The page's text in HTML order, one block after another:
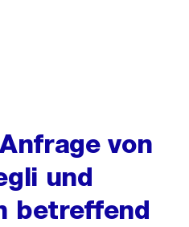
von
und
betreffend